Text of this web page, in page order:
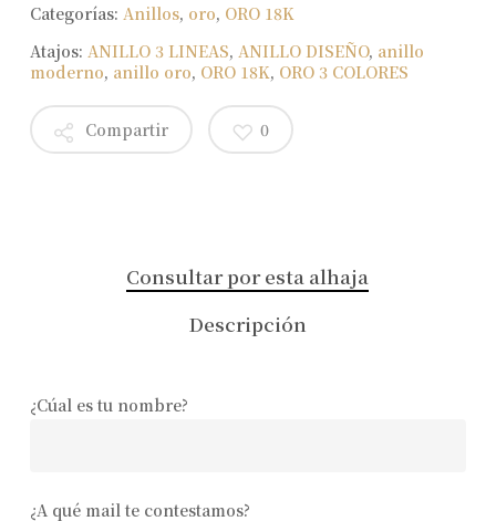
Categorías: Anillos, oro, ORO 18K
Atajos: ANILLO 3 LINEAS, ANILLO DISEÑO, anillo
moderno, anillo oro, ORO 18K, ORO 3 COLORES
Compartir 0
Consultar por esta alhaja
Descripción
¿Cúal es tu nombre?
¿A qué mail te contestamos?